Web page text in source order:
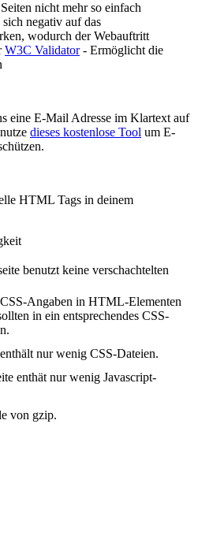
nicht mehr so einfach
negativ auf das
wodurch der Webauftritt
W3C Validator- Ermöglicht die
eine E-Mail Adresse im Klartext auf
dieses kostenlose Tool um E-
HTML Tags in deinem
benutzt keine verschachtelten
Angaben in HTML-Elementen
in ein entsprechendes CSS-
nur wenig CSS-Dateien.
enthät nur wenig Javascript-
von gzip.